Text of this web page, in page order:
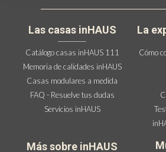
Las casas inHAUS
Catálogo casas inHAUS 111
Memoria de calidades inHAUS
Casas modulares a medida
FAQ - Resuelve tus dudas
Servicios inHAUS
Más sobre inHAUS
La
Cómo